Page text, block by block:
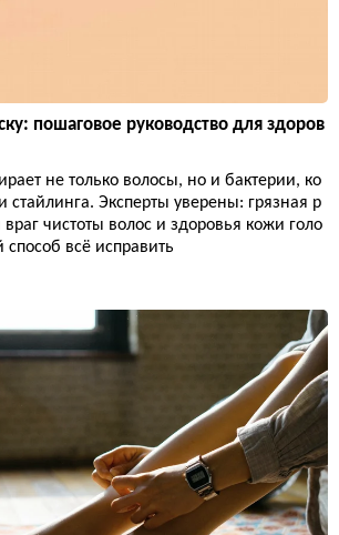
пошаговое руководство для здоров
не только волосы, но и бактерии, ко
стайлинга. Эксперты уверены: грязная р
чистоты волос и здоровья кожи голо
способ всё исправить